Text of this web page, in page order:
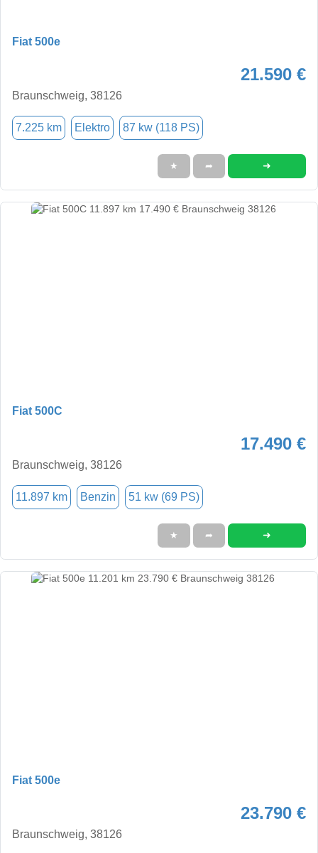
Fiat 500e
21.590 €
Braunschweig, 38126
7.225 km Elektro 87 kw (118 PS)
★ ➦ ➜
Fiat 500C
17.490 €
Braunschweig, 38126
11.897 km Benzin 51 kw (69 PS)
★ ➦ ➜
Fiat 500e
23.790 €
Braunschweig, 38126